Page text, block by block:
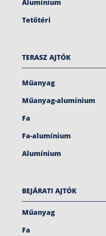
Alumínium
Tetőtéri
TERASZ AJTÓK
Műanyag
Műanyag-alumínium
Fa
Fa-alumínium
Alumínium
BEJÁRATI AJTÓK
Műanyag
Fa